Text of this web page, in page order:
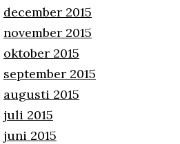
december 2015
november 2015
oktober 2015
september 2015
augusti 2015
juli 2015
juni 2015